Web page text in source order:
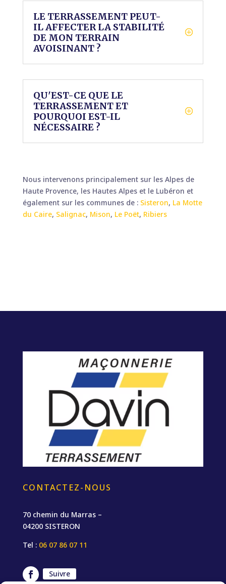
LE TERRASSEMENT PEUT-
IL AFFECTER LA STABILITÉ
DE MON TERRAIN
AVOISINANT ?
QU'EST-CE QUE LE
TERRASSEMENT ET
POURQUOI EST-IL
NÉCESSAIRE ?
Nous intervenons principalement sur les Alpes de
Haute Provence, les Hautes Alpes et le Lubéron et
également sur les communes de : Sisteron, La Motte
du Caire, Salignac, Mison, Le Poët, Ribiers
CONTACTEZ-NOUS
70 chemin du Marras –
04200 SISTERON
Tel : 06 07 86 07 11
Suivre